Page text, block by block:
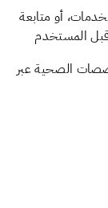
أو متابعة
المستخدم
الصحية عبر